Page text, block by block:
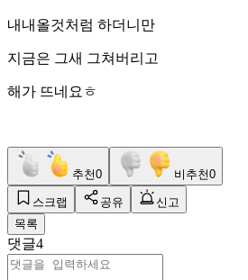
내내올것처럼 하더니만
지금은 그새 그쳐버리고
해가 뜨네요ㅎ
추천0 비추천0
스크랩 공유
신고
목록
댓글4